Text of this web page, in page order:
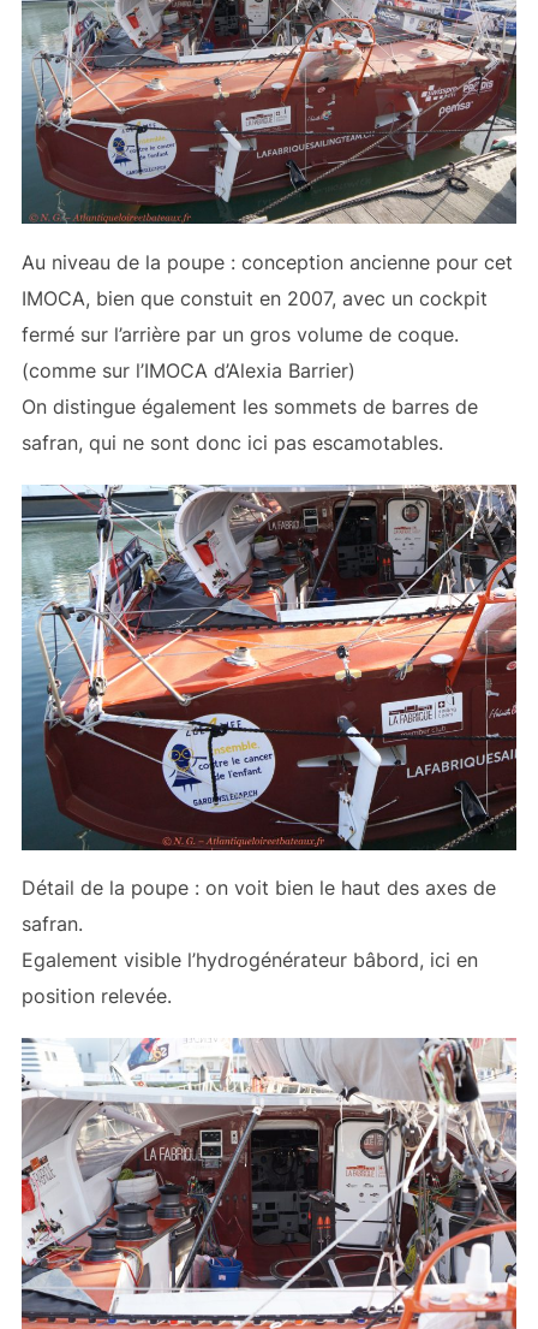
Au niveau de la poupe : conception ancienne pour cet
IMOCA, bien que constuit en 2007, avec un cockpit
fermé sur l’arrière par un gros volume de coque.
(comme sur l’IMOCA d’Alexia Barrier)
On distingue également les sommets de barres de
safran, qui ne sont donc ici pas escamotables.
Détail de la poupe : on voit bien le haut des axes de
safran.
Egalement visible l’hydrogénérateur bâbord, ici en
position relevée.